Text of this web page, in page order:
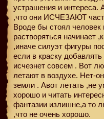
устрашения и интереса.
,что они ИСЧЕЗАЮТ
Вроде бы стоял человек
растворяться начинает
,иначе силуэт фигуры
если в краску
исчезнет совсем . Вот
летают в воздухе. Нет-
земли . Авот летать ,не
хорошо и читать
фантазии излишне,а то
,что не очень хорошо.